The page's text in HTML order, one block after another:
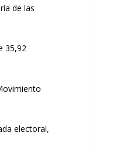
de las
35,92
electoral,